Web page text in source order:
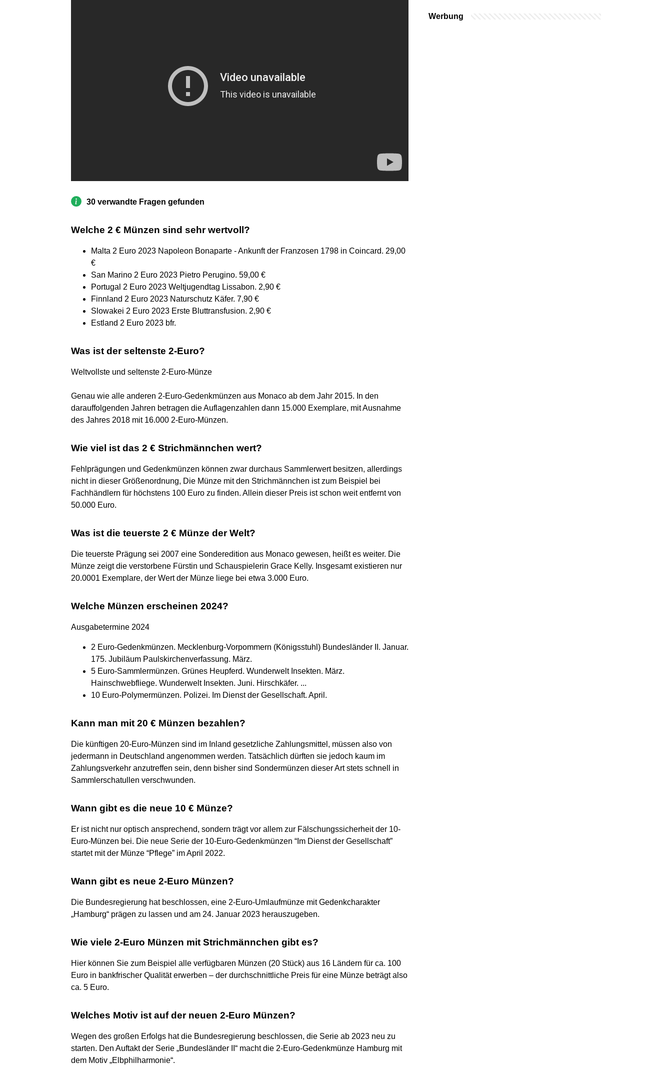
30 verwandte Fragen gefunden
Welche 2 € Münzen sind sehr wertvoll?
Malta 2 Euro 2023 Napoleon Bonaparte - Ankunft der Franzosen 1798 in Coincard. 29,00
€
San Marino 2 Euro 2023 Pietro Perugino. 59,00 €
Portugal 2 Euro 2023 Weltjugendtag Lissabon. 2,90 €
Finnland 2 Euro 2023 Naturschutz Käfer. 7,90 €
Slowakei 2 Euro 2023 Erste Bluttransfusion. 2,90 €
Estland 2 Euro 2023 bfr.
Was ist der seltenste 2-Euro?
Weltvollste und seltenste 2-Euro-Münze
Genau wie alle anderen 2-Euro-Gedenkmünzen aus Monaco ab dem Jahr 2015. In den
darauffolgenden Jahren betragen die Auflagenzahlen dann 15.000 Exemplare, mit Ausnahme
des Jahres 2018 mit 16.000 2-Euro-Münzen.
Wie viel ist das 2 € Strichmännchen wert?
Fehlprägungen und Gedenkmünzen können zwar durchaus Sammlerwert besitzen, allerdings
nicht in dieser Größenordnung, Die Münze mit den Strichmännchen ist zum Beispiel bei
Fachhändlern für höchstens 100 Euro zu finden. Allein dieser Preis ist schon weit entfernt von
50.000 Euro.
Was ist die teuerste 2 € Münze der Welt?
Die teuerste Prägung sei 2007 eine Sonderedition aus Monaco gewesen, heißt es weiter. Die
Münze zeigt die verstorbene Fürstin und Schauspielerin Grace Kelly. Insgesamt existieren nur
20.0001 Exemplare, der Wert der Münze liege bei etwa 3.000 Euro.
Welche Münzen erscheinen 2024?
Ausgabetermine 2024
2 Euro-Gedenkmünzen. Mecklenburg-Vorpommern (Königsstuhl) Bundesländer II. Januar.
175. Jubiläum Paulskirchenverfassung. März.
5 Euro-Sammlermünzen. Grünes Heupferd. Wunderwelt Insekten. März.
Hainschwebfliege. Wunderwelt Insekten. Juni. Hirschkäfer. ...
10 Euro-Polymermünzen. Polizei. Im Dienst der Gesellschaft. April.
Kann man mit 20 € Münzen bezahlen?
Die künftigen 20-Euro-Münzen sind im Inland gesetzliche Zahlungsmittel, müssen also von
jedermann in Deutschland angenommen werden. Tatsächlich dürften sie jedoch kaum im
Zahlungsverkehr anzutreffen sein, denn bisher sind Sondermünzen dieser Art stets schnell in
Sammlerschatullen verschwunden.
Wann gibt es die neue 10 € Münze?
Er ist nicht nur optisch ansprechend, sondern trägt vor allem zur Fälschungssicherheit der 10-
Euro-Münzen bei. Die neue Serie der 10-Euro-Gedenkmünzen “Im Dienst der Gesellschaft”
startet mit der Münze “Pflege” im April 2022.
Wann gibt es neue 2-Euro Münzen?
Die Bundesregierung hat beschlossen, eine 2-Euro-Umlaufmünze mit Gedenkcharakter
„Hamburg“ prägen zu lassen und am 24. Januar 2023 herauszugeben.
Wie viele 2-Euro Münzen mit Strichmännchen gibt es?
Hier können Sie zum Beispiel alle verfügbaren Münzen (20 Stück) aus 16 Ländern für ca. 100
Euro in bankfrischer Qualität erwerben – der durchschnittliche Preis für eine Münze beträgt also
ca. 5 Euro.
Welches Motiv ist auf der neuen 2-Euro Münzen?
Wegen des großen Erfolgs hat die Bundesregierung beschlossen, die Serie ab 2023 neu zu
starten. Den Auftakt der Serie „Bundesländer II“ macht die 2-Euro-Gedenkmünze Hamburg mit
dem Motiv „Elbphilharmonie“.
Werbung